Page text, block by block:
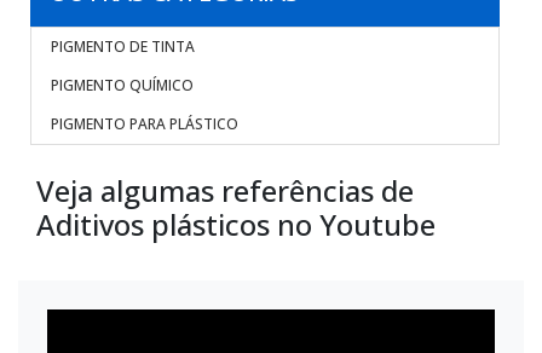
PIGMENTO DE TINTA
PIGMENTO QUÍMICO
PIGMENTO PARA PLÁSTICO
Veja algumas referências de
Aditivos plásticos no Youtube